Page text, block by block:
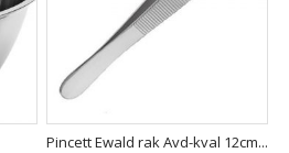
Pincett Ewald rak Avd-kval 12cm...